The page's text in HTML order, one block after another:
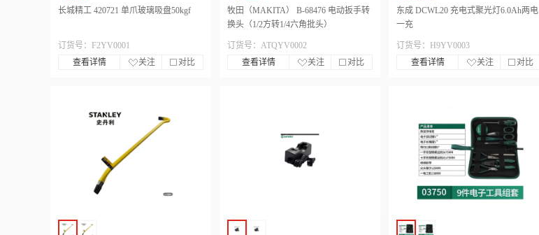
长城精工 420721 单爪玻璃吸盘50kgf
订货号：F2YV0001
查看详情
关注 对比
牧田（MAKITA） B-68476 电动扳手转
换头（1/2方转1/4六角批头）
订货号：ATQYV0002
查看详情
关注 对比
东成 DCWL20 充电式聚光灯6.0Ah两电
一充
订货号：H9YV0003
查看详情
关注 对比